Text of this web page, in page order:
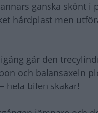
ganska skönt
hårdplast men
går den
och balansaxeln
hela bilen skakar!